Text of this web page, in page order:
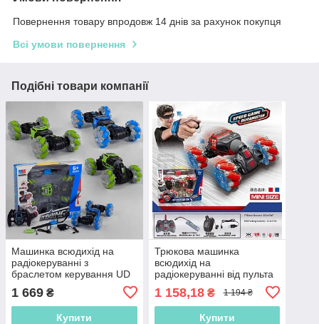
Повернення товару впродовж 14 днів за рахунок покупця
Всі умови повернення
Подібні товари компанії
Машинка всюдихід на
радіокеруванні з
браслетом керування UD
2196 А, 2 кольори, світло
коліс, музика, акум.6 V
1 669 ₴
Купити
Трюкова машинка
всюдихід на
радіокеруванні від пульта
1:18, роликові колеса,
акум.3,7V
1 158,18₴ 1 194 ₴
Купити